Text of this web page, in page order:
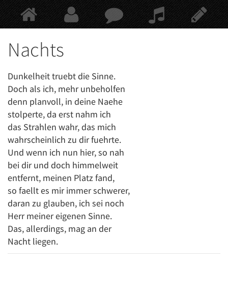
Springe
Hauptinhalt
Nachts
Dunkelheit truebt die Sinne.
Doch als ich, mehr unbeholfen
denn planvoll, in deine Naehe
stolperte, da erst nahm ich
das Strahlen wahr, das mich
wahrscheinlich zu dir fuehrte.
Und wenn ich nun hier, so nah
bei dir und doch himmelweit
entfernt, meinen Platz fand,
so faellt es mir immer schwerer,
daran zu glauben, ich sei noch
Herr meiner eigenen Sinne.
Das, allerdings, mag an der
Nacht liegen.